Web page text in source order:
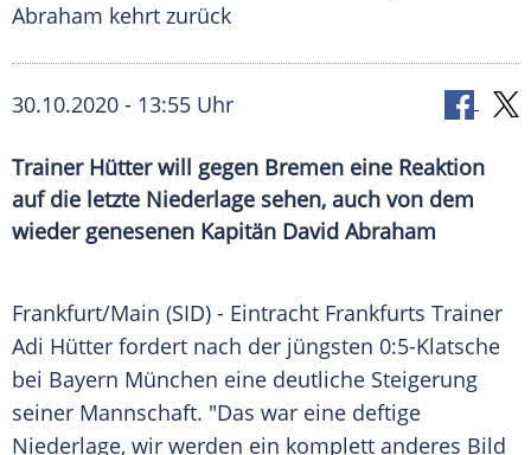
Abraham kehrt zurück
30.10.2020 - 13:55 Uhr
Trainer Hütter will gegen Bremen eine Reaktion
auf die letzte Niederlage sehen, auch von dem
wieder genesenen Kapitän David Abraham
Frankfurt/Main (SID) - Eintracht Frankfurts Trainer
Adi Hütter fordert nach der jüngsten 0:5-Klatsche
bei Bayern München eine deutliche Steigerung
seiner Mannschaft. "Das war eine deftige
Niederlage, wir werden ein komplett anderes Bild